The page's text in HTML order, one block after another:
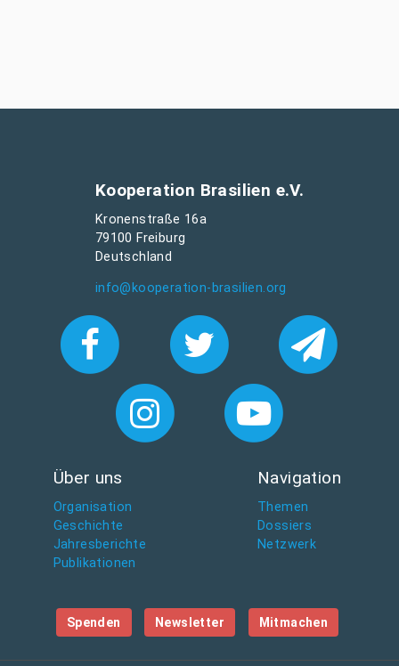
Kooperation Brasilien e.V.
Kronenstraße 16a
79100 Freiburg
Deutschland
info@kooperation-brasilien.org
Über uns
Organisation
Geschichte
Jahresberichte
Publikationen
Navigation
Themen
Dossiers
Netzwerk
Spenden Newsletter Mitmachen